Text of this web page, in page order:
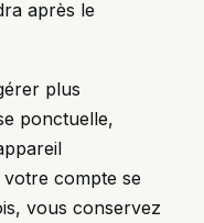
après le
plus
ponctuelle,
compte se
vous conservez